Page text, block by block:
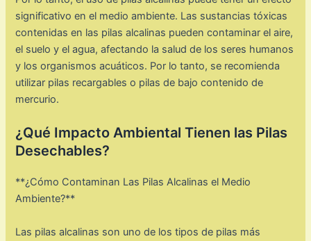
significativo en el medio ambiente. Las sustancias tóxicas
contenidas en las pilas alcalinas pueden contaminar el aire,
el suelo y el agua, afectando la salud de los seres humanos
y los organismos acuáticos. Por lo tanto, se recomienda
utilizar pilas recargables o pilas de bajo contenido de
mercurio.
¿Qué Impacto Ambiental Tienen las Pilas
Desechables?
**¿Cómo Contaminan Las Pilas Alcalinas el Medio
Ambiente?**
Las pilas alcalinas son uno de los tipos de pilas más